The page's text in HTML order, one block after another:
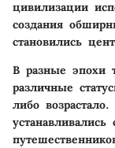
цивилизации
создания
становились
В разные эпохи
различные
либо